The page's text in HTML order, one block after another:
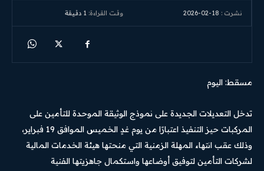
نشرت : 2026-02-18 وقت القراءة: 1 دقيقة
مسقط: اليوم
تدخل التعديلات الجديدة على نموذج الوثيقة الموحدة للتأمين على
المركبات حيز التنفيذ اعتبارًا من يوم غدٍ الخميس الموافق 19 فبراير،
وذلك عقب انتهاء المهلة الزمنية التي منحتها هيئة الخدمات المالية
لشركات التأمين لتوفيق أوضاعها واستكمال جاهزيتها الفنية